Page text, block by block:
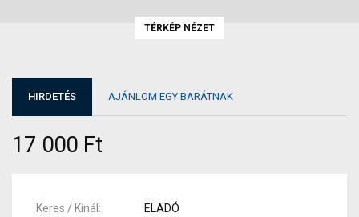
TÉRKÉP NÉZET
HIRDETÉS AJÁNLOM EGY BARÁTNAK
17 000 Ft
Keres / Kínál
ELADÓ